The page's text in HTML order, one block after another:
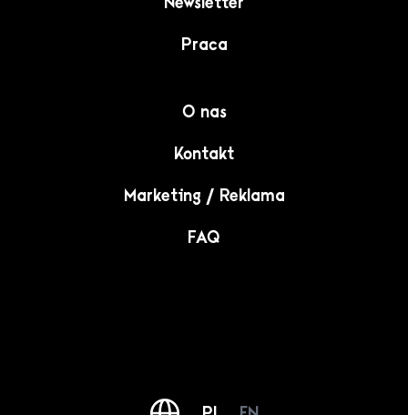
Praca
O nas
Kontakt
Marketing / Reklama
FAQ